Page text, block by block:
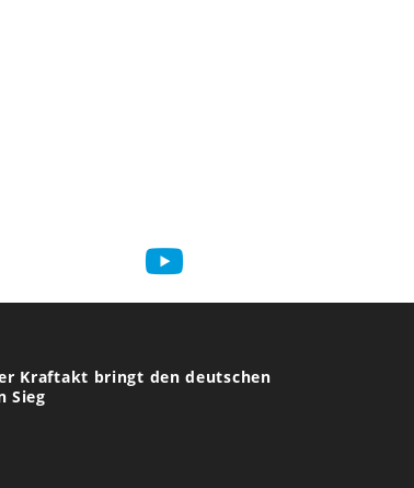
über die EM 2025 in Chiasso
vielen Überraschungen geht
Kraftakt bringt den deutschen
Sieg